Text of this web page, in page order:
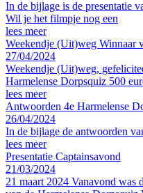
In de bijlage is de presentatie
Wil je het filmpje nog een
lees meer
Weekendje (Uit)weg Winnaar
27/04/2024
Weekendje (Uit)weg,
Harmelense Dorpsquiz 500
lees meer
Antwoorden 4e Harmelense
26/04/2024
In de bijlage de antwoorden
lees meer
Presentatie Captainsavond
21/03/2024
21 maart 2024 Vanavond was